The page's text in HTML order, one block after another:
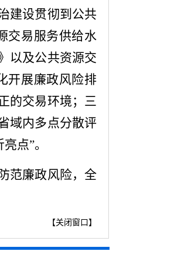
建设贯彻到公共
交易服务供给水
以及公共资源交
开展廉政风险排
的交易环境；三
域内多点分散评
点”。
范廉政风险，全
【关闭窗口 】